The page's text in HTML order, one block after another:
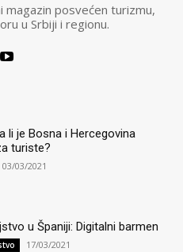
magazin posvećen turizmu,
u Srbiji i regionu.
li je Bosna i Hercegovina
turiste?
03/03/2021
u Španiji: Digitalni barmen
17/03/2021